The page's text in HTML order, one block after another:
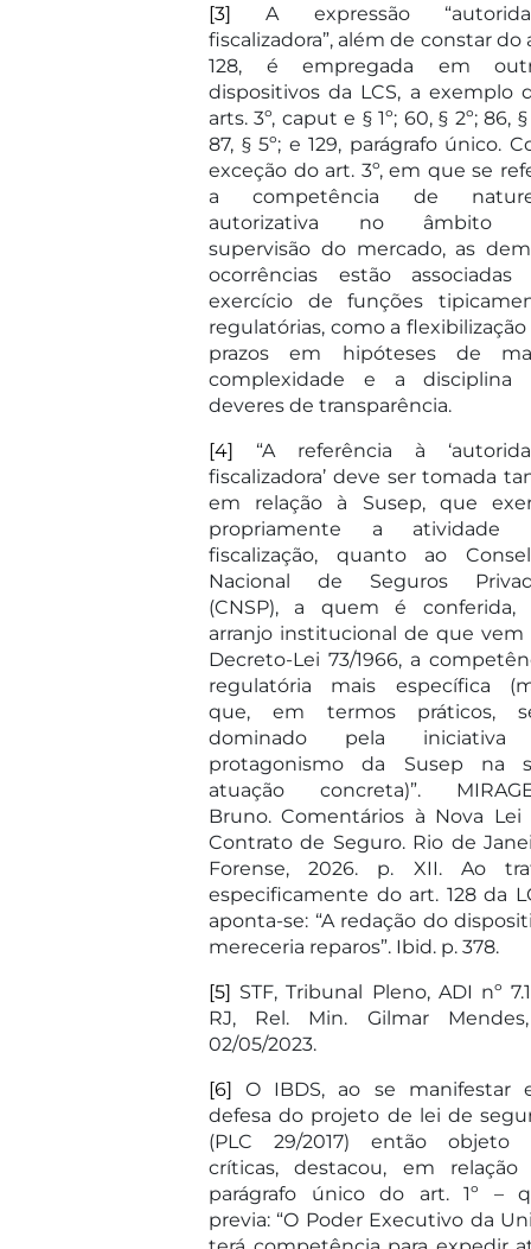
[3] A expressão
fiscalizadora”, além de constar do
128, é empregada em
dispositivos da LCS, a exemplo
arts. 3º, caput e § 1º; 60, § 2º; 86, §
87, § 5º; e 129, parágrafo único.
exceção do art. 3º, em que se
a competência de
autorizativa no âmbito
supervisão do mercado, as
ocorrências estão associadas
exercício de funções
regulatórias, como a flexibilização
prazos em hipóteses de
complexidade e a disciplina
deveres de transparência.
[4] “A referência à
fiscalizadora’ deve ser tomada
em relação à Susep, que
propriamente a atividade
fiscalização, quanto ao
Nacional de Seguros
(CNSP), a quem é conferida,
arranjo institucional de que vem
Decreto-Lei 73/1966, a
regulatória mais específica
que, em termos práticos,
dominado pela
protagonismo da Susep na
atuação concreta)”.
Bruno. Comentários à Nova Lei
Contrato de Seguro. Rio de
Forense, 2026. p. XII. Ao
especificamente do art. 128 da
aponta-se: “A redação do
mereceria reparos”. Ibid. p. 378.
[5] STF, Tribunal Pleno, ADI nº
RJ, Rel. Min. Gilmar
02/05/2023.
[6] O IBDS, ao se manifestar
defesa do projeto de lei de
(PLC 29/2017) então objeto
críticas, destacou, em relação
parágrafo único do art. 1º –
previa: “O Poder Executivo da